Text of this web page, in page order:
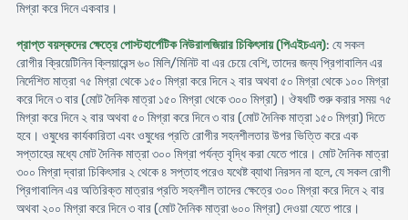
মিগ্রা করে দিনে একবার।
প্রাপ্ত বয়স্কদের ক্ষেত্রে পোস্টহার্পেটিক নিউরালজিয়ার চিকিৎসায় (পিএইচএন): যে সকল
রোগীর ক্রিয়েটিনিন ক্লিয়ারেন্স ৬০ মিলি/মিনিট বা এর চেয়ে বেশি, তাদের জন্য প্রিগাবালিন এর
নির্দেশিত মাত্রা ৭৫ মিগ্রা থেকে ১৫০ মিগ্রা করে দিনে ২ বার অথবা ৫০ মিগ্রা থেকে ১০০ মিগ্রা
করে দিনে ৩ বার (মোট দৈনিক মাত্রা ১৫০ মিগ্রা থেকে ৩০০ মিগ্রা)। ঔষধটি শুরু করার সময় ৭৫
মিগ্রা করে দিনে ২ বার অথবা ৫০ মিগ্রা করে দিনে ৩ বার (মোট দৈনিক মাত্রা ১৫০ মিগ্রা) দিতে
হবে। ওষুধের কার্যকারিতা এবং ওষুধের প্রতি রোগীর সহনশীলতার উপর ভিত্তি করে এক
সপ্তাহের মধ্যে মোট দৈনিক মাত্রা ৩০০ মিগ্রা পর্যন্ত বৃদ্ধি করা যেতে পারে। মোট দৈনিক মাত্রা
৩০০ মিগ্রা দ্বারা চিকিৎসার ২ থেকে ৪ সপ্তাহ পরেও যথেষ্ট ব্যাথা নিরসন না হলে, যে সকল রোগী
প্রিগাবালিন এর অতিরিক্ত মাত্রার প্রতি সহনশীল তাদের ক্ষেত্রে ৩০০ মিগ্রা করে দিনে ২ বার
অথবা ২০০ মিগ্রা করে দিনে ৩ বার (মোট দৈনিক মাত্রা ৬০০ মিগ্রা) দেওয়া যেতে পারে।